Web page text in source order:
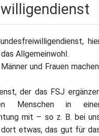
Allgemeinwohl.
und Frauen
der das FSJ
Menschen in
mit – so z. B. bei
etwas, das gut für